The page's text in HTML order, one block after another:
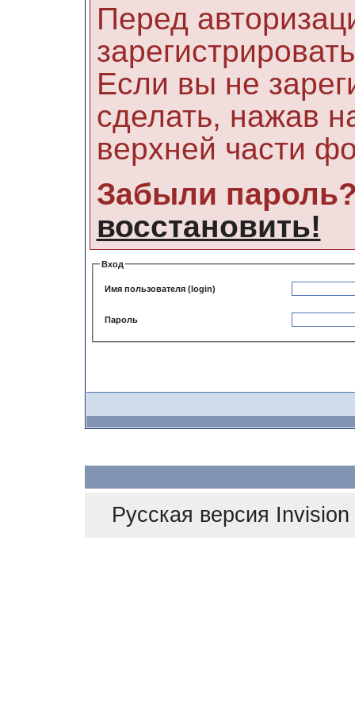
Перед
Если вы не
сделать, нажав
верхней части
Забыли
восстановить!
Вход
Имя пользователя (login)
Пароль
Русская версия